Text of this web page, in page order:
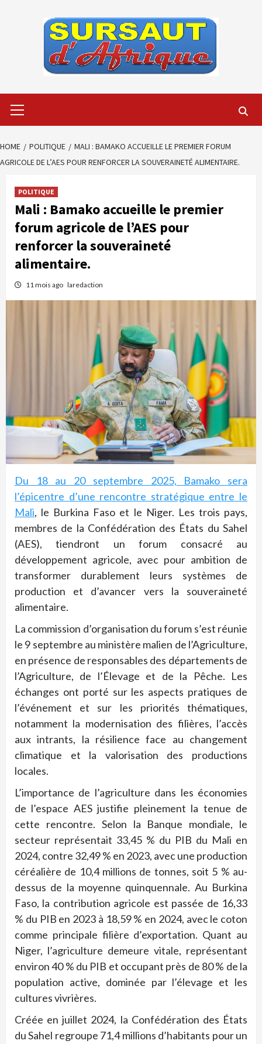
Menu
HOME POLITIQUE
MALI : BAMAKO ACCUEILLE LE PREMIER FORUM
AGRICOLE DE L’AES POUR RENFORCER LA SOUVERAINETÉ ALIMENTAIRE.
POLITIQUE
Mali : Bamako accueille le premier
forum agricole de l’AES pour
renforcer la souveraineté
alimentaire.
11 mois ago laredaction
Du 18 au 20 septembre 2025, Bamako sera
l’épicentre d’une rencontre stratégique entre le
Mali, le Burkina Faso et le Niger. Les trois pays,
membres de la Confédération des États du Sahel
(AES), tiendront un forum consacré au
développement agricole, avec pour ambition de
transformer durablement leurs systèmes de
production et d’avancer vers la souveraineté
alimentaire.
La commission d’organisation du forum s’est réunie
le 9 septembre au ministère malien de l’Agriculture,
en présence de responsables des départements de
l’Agriculture, de l’Élevage et de la Pêche. Les
échanges ont porté sur les aspects pratiques de
l’événement et sur les priorités thématiques,
notamment la modernisation des filières, l’accès
aux intrants, la résilience face au changement
climatique et la valorisation des productions
locales.
L’importance de l’agriculture dans les économies
de l’espace AES justifie pleinement la tenue de
cette rencontre. Selon la Banque mondiale, le
secteur représentait 33,45 % du PIB du Mali en
2024, contre 32,49 % en 2023, avec une production
céréalière de 10,4 millions de tonnes, soit 5 % au-
dessus de la moyenne quinquennale. Au Burkina
Faso, la contribution agricole est passée de 16,33
% du PIB en 2023 à 18,59 % en 2024, avec le coton
comme principale filière d’exportation. Quant au
Niger, l’agriculture demeure vitale, représentant
environ 40 % du PIB et occupant près de 80 % de la
population active, dominée par l’élevage et les
cultures vivrières.
Créée en juillet 2024, la Confédération des États
du Sahel regroupe 71,4 millions d’habitants pour un